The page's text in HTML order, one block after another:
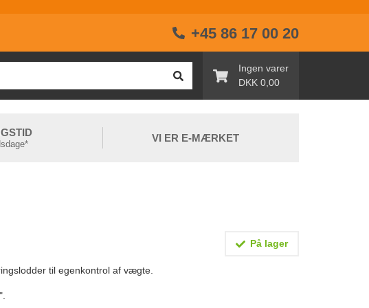
+45 86 17 00 20
Ingen varer
DKK 0,00
VI ER E-MÆRKET
På lager
til egenkontrol af vægte.
".